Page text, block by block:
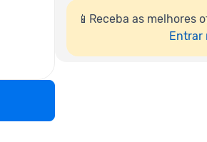
📱Receba as melhores
Entrar